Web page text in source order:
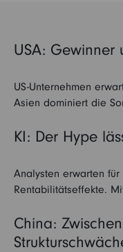
USA: Gewinner
US-Unternehmen
Asien dominiert die
KI: Der Hype
Analysten erwarten
Rentabilitätseffekte.
China: